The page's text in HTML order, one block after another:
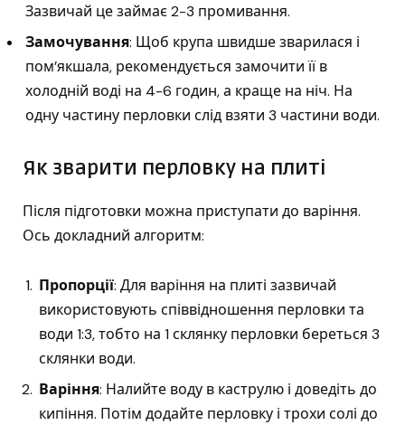
Зазвичай це займає 2-3 промивання.
Замочування: Щоб крупа швидше зварилася і
пом’якшала, рекомендується замочити її в
холодній воді на 4-6 годин, а краще на ніч. На
одну частину перловки слід взяти 3 частини води.
Як зварити перловку на плиті
Після підготовки можна приступати до варіння.
Ось докладний алгоритм:
Пропорції: Для варіння на плиті зазвичай
використовують співвідношення перловки та
води 1:3, тобто на 1 склянку перловки береться 3
склянки води.
Варіння: Налийте воду в каструлю і доведіть до
кипіння. Потім додайте перловку і трохи солі до